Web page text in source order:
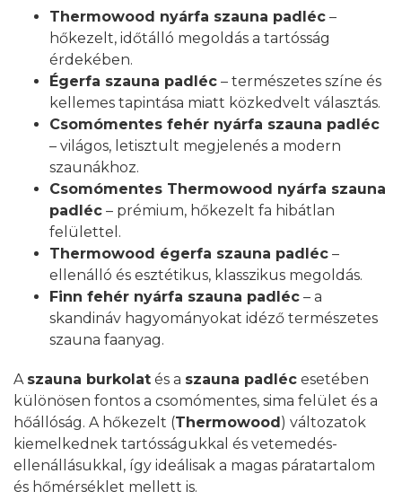
Thermowood nyárfa szauna padléc –
hőkezelt, időtálló megoldás a tartósság
érdekében.
Égerfa szauna padléc – természetes színe és
kellemes tapintása miatt közkedvelt választás.
Csomómentes fehér nyárfa szauna padléc
– világos, letisztult megjelenés a modern
szaunákhoz.
Csomómentes Thermowood nyárfa szauna
padléc – prémium, hőkezelt fa hibátlan
felülettel.
Thermowood égerfa szauna padléc –
ellenálló és esztétikus, klasszikus megoldás.
Finn fehér nyárfa szauna padléc – a
skandináv hagyományokat idéző természetes
szauna faanyag.
A szauna burkolat és a szauna padléc esetében
különösen fontos a csomómentes, sima felület és a
hőállóság. A hőkezelt (Thermowood) változatok
kiemelkednek tartósságukkal és vetemedés-
ellenállásukkal, így ideálisak a magas páratartalom
és hőmérséklet mellett is.